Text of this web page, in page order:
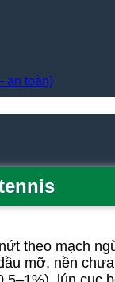
an toàn)
theo mạch
mỡ, nền